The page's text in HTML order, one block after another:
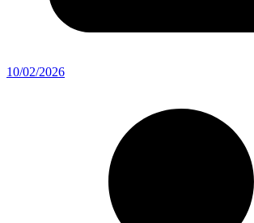
10/02/2026